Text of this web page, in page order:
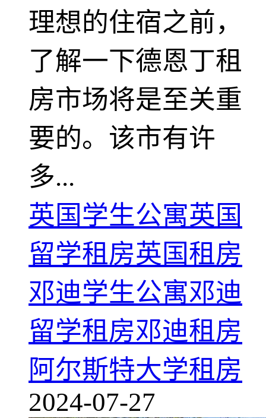
理想的住宿之前，
了解一下德恩丁租
房市场将是至关重
要的。该市有许
多...
英国学生公寓英国
留学租房英国租房
邓迪学生公寓邓迪
留学租房邓迪租房
阿尔斯特大学租房
2024-07-27